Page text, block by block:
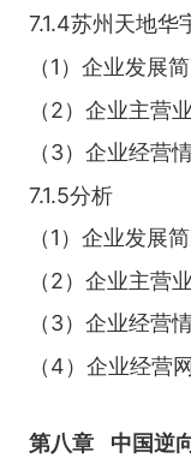
7.1.4苏州天地华
（1）企业发展
（2）企业主营
（3）企业经营
7.1.5分析
（1）企业发展
（2）企业主营
（3）企业经营
（4）企业经营
第八章 中国逆